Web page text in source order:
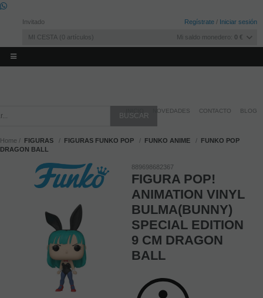
Invitado Regístrate / Iniciar sesión
MI CESTA 0 artículos Mi saldo monedero: 0 €
NOVEDADES CONTACTO BLOG
Home FIGURAS FIGURAS FUNKO POP FUNKO ANIME
FUNKO POP
DRAGON BALL
889698682367
FIGURA POP!
ANIMATION VINYL
BULMA(BUNNY)
SPECIAL EDITION
9 CM DRAGON
BALL